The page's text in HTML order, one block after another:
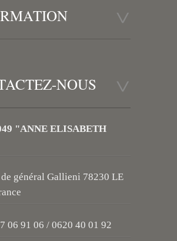
NOUS
"ANNE ELISABETH
général Gallieni 78230 LE
06 91 06 / 0620 40 01 92